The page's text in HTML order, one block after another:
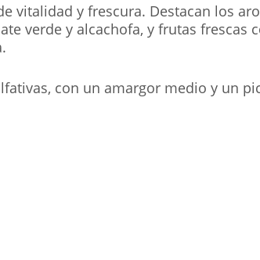
vitalidad y frescura. Destacan los
verde y alcachofa, y frutas frescas
con un amargor medio y un